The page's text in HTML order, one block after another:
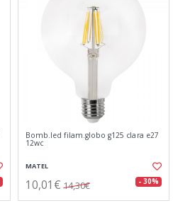
Bomb.led filam.globo g125 clara e27
12wc
MATEL
10,01€ 14,30€ - 30%